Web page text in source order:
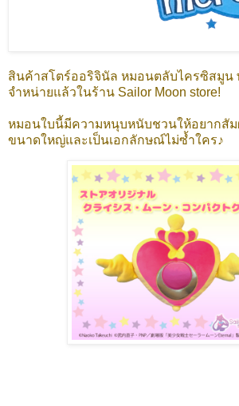
สินค้าสโตร์ออริจินัล หมอนตลับไครซิสมูน
จำหน่ายแล้วในร้าน Sailor Moon store!
หมอนใบนี้มีความหนุบหนับชวนให้อยากสัม
ขนาดใหญ่และเป็นเอกลักษณ์ไม่ซ้ำใคร♪